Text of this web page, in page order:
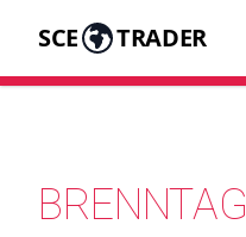
SCE TRADER
BRENNTAG